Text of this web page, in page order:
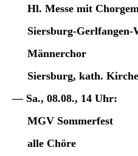
Hl. Messe mit
Siersburg-Gerlfangen-
Männerchor
Siersburg, kath. Kirche
— Sa., 08.08., 14 Uhr:
MGV Sommerfest
alle Chöre